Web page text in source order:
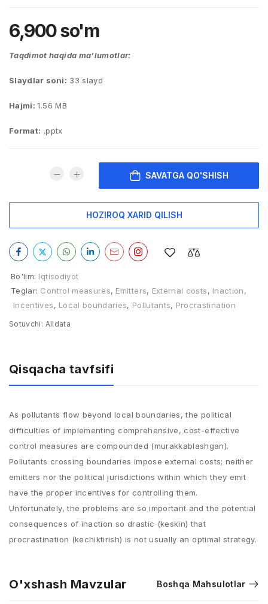
6,900so'm
Taqdimot haqida ma’lumotlar:
Slaydlar soni: 33 slayd
Hajmi:1.56 MB
Format: .pptx
SAVATGA QO'SHISH
HOZIROQ XARID QILISH
Bo'lim: Iqtisodiyot
Teglar: Control measures, Emitters, External costs, Inaction,
Incentives, Local boundaries, Pollutants, Procrastination
Sotuvchi: Alldata
Qisqacha tavfsifi
As pollutants flow beyond local boundaries, the political
difficulties of​ implementing comprehensive, cost-effective
control measures are compounded (murakkablashgan).​
Pollutants crossing boundaries impose external costs; neither
emitters nor the​ political jurisdictions within which they emit
have the proper incentives for​ controlling them.​
Unfortunately, the problems are so important and the potential​
consequences of inaction so drastic (keskin) that
procrastination (kechiktirish) is not usually an optimal strategy.
O'xshash Mavzular Boshqa Mahsulotlar